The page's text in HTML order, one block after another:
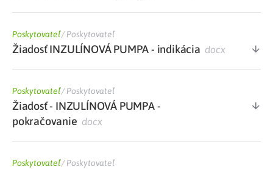
Poskytovateľ/Poskytovateľ
Žiadosť INZULÍNOVÁ PUMPA - indikácia docx
Poskytovateľ/Poskytovateľ
Žiadosť - INZULÍNOVÁ PUMPA -
pokračovanie docx
Poskytovateľ/Poskytovateľ